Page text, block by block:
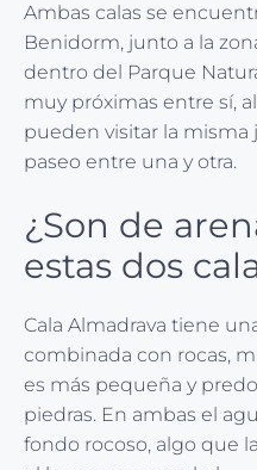
Ambas calas se
Benidorm, junto a la
dentro del Parque
muy próximas entre sí,
pueden visitar la
paseo entre una y otra.
¿Son de
estas dos
Cala Almadrava tiene
combinada con rocas,
es más pequeña y
piedras. En ambas el
fondo rocoso, algo que